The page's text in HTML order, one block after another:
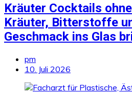
Kräuter Cocktails
Kräuter, Bitterstoffe
Geschmack ins Glas
pm
10. Juli 2026